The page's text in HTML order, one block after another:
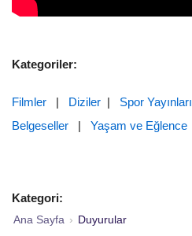
Kategoriler:
Filmler | Diziler | Spor Yayınları
Belgeseller | Yaşam ve Eğlence
Kategori:
Ana Sayfa › Duyurular